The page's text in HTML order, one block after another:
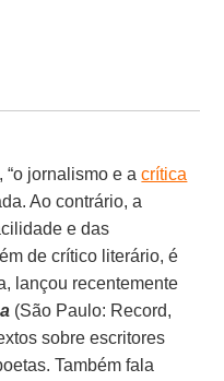
, “o jornalismo e acrítica
Ao contrário, a
e das
de crítico literário, é
lançou recentemente
(São Paulo: Record,
sobre escritores
Também fala